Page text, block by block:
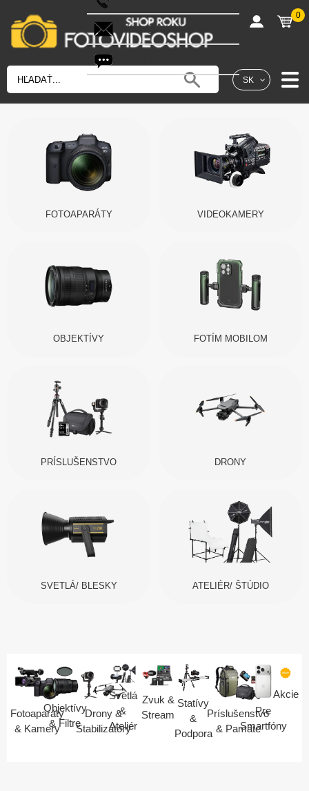
SK
shop@fotovideoshop.sk
0
FOTOAPARÁTY VIDEOKAMERY
OBJEKTÍVY FOTÍM MOBILOM
PRÍSLUŠENSTVO DRONY
SVETLÁ/ BLESKY ATELIÉR/ ŠTÚDIO
Fotoaparáty
& Kamery
Objektívy
& Filtre
Drony &
Stabilizátory
Svetlá
&
Ateliér
Zvuk &
Stream
Statívy
&
Podpora
Príslušenstvo
& Pamäte
Pre
Smartfóny
Akcie